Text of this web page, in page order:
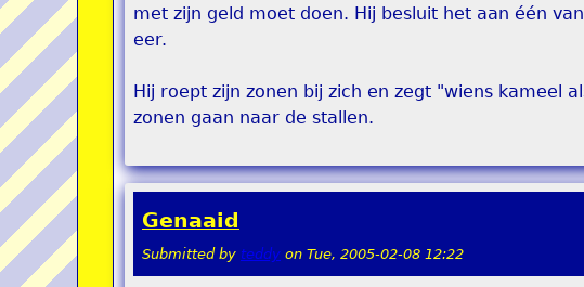
met zijn geld moet doen. Hij besluit het aan één
eer.
Hij roept zijn zonen bij zich en zegt "wiens kameel
zonen gaan naar de stallen.
Genaaid
Submitted by teddy on Tue, 2005-02-08 12:22